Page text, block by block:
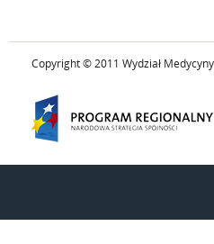
Copyright © 2011 Wydział